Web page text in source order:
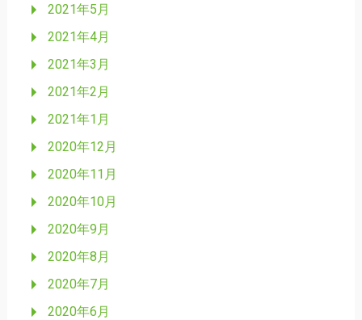
2021年5月
2021年4月
2021年3月
2021年2月
2021年1月
2020年12月
2020年11月
2020年10月
2020年9月
2020年8月
2020年7月
2020年6月